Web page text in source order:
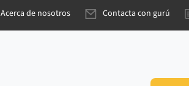
Acerca de nosotros Contacta con gurú